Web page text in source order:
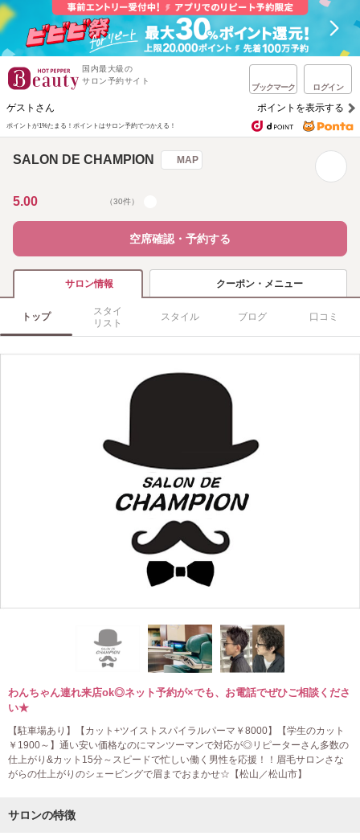
国内最大級の
サロン予約サイト
ブックマーク ログイン
ゲストさん ポイントを表示する
ポイントが1%たまる！ ポイントはサロン予約でつかえる！
SALON DE CHAMPION MAP
5.00 （30件）
空席確認・予約する
サロン情報 クーポン・メニュー
トップ
スタイ
リスト
スタイル ブログ 口コミ
わんちゃん連れ来店ok◎ネット予約が×でも、お電話でぜひご相談くださ
い★
【駐車場あり】【カット+ツイストスパイラルパーマ￥8000】【学生のカット
￥1900～】通い安い価格なのにマンツーマンで対応が◎リピーターさん多数の
仕上がり&カット15分～スピードで忙しい働く男性を応援！！眉毛サロンさな
がらの仕上がりのシェービングで眉までおまかせ☆【松山／松山市】
サロンの特徴